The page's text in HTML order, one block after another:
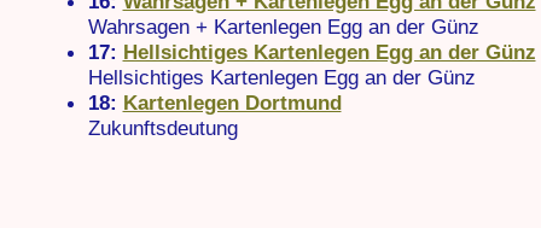
Wahrsagen + Kartenlegen Egg an der Günz
17: Hellsichtiges Kartenlegen Egg an der Günz
Hellsichtiges Kartenlegen Egg an der Günz
18: Kartenlegen Dortmund
Zukunftsdeutung